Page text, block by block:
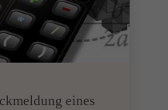
eines